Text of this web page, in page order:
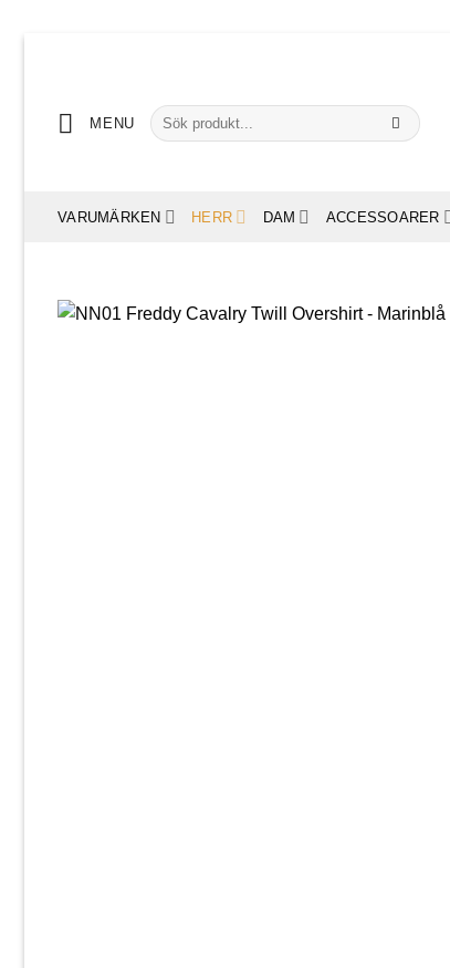
MENU
Sök
efter:
VARUMÄRKEN HERR DAM ACCESSOARER